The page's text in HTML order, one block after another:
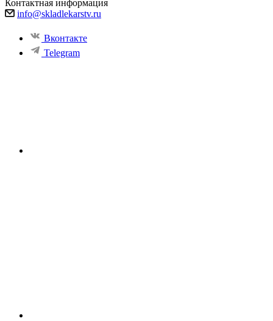
Контактная информация
info@skladlekarstv.ru
Вконтакте
Telegram